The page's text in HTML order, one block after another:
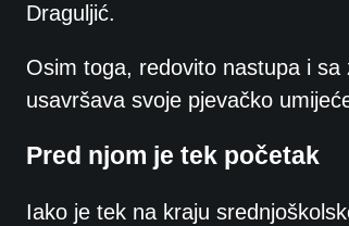
Draguljić.
Osim toga, redovito nastupa i sa
usavršava svoje pjevačko
Pred njom je tek početak
Iako je tek na kraju